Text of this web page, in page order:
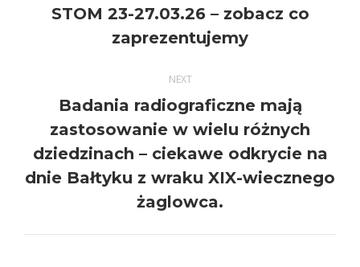
Previous
post:
STOM 23-27.03.26 – zobacz co
zaprezentujemy
NEXT
Next
post:
Badania radiograficzne mają
zastosowanie w wielu różnych
dziedzinach – ciekawe odkrycie na
dnie Bałtyku z wraku XIX-wiecznego
żaglowca.